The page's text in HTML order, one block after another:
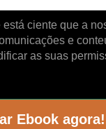
ciente que a
e
as suas
Ebook agora!